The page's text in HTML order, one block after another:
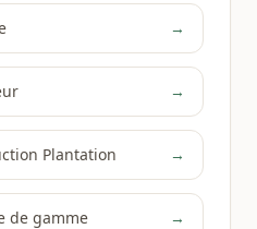
→
→
Plantation →
de gamme →